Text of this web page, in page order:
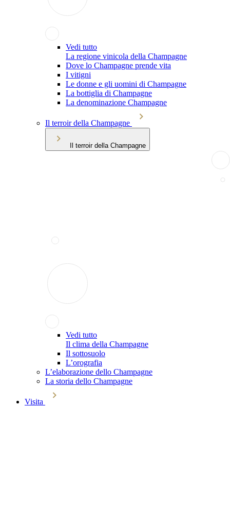
Vedi tutto
La regione vinicola della Champagne
Dove lo Champagne prende vita
I vitigni
Le donne e gli uomini di Champagne
La bottiglia di Champagne
La denominazione Champagne
Il terroir della Champagne
Il terroir della Champagne
Vedi tutto
Il clima della Champagne
Il sottosuolo
L’orografia
L’elaborazione dello Champagne
La storia dello Champagne
Visita